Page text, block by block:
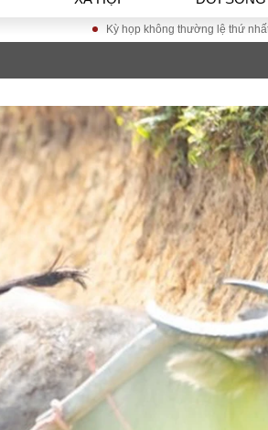
Tài chính - Ngân
hàng
Kinh tế vĩ mô
Hồ sơ doanh
nghiệp
Xu hướng thị
Tiêu dùng và dư
Công nghệ
Giáo dục
Văn hoá
Môi
Giao
Kỳ họp không thường lệ thứ nhất, Quốc hội